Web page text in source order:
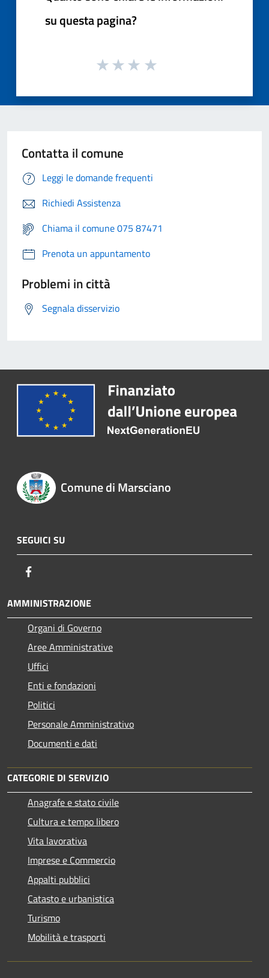
su questa pagina?
Contatta il comune
Leggi le domande frequenti
Richiedi Assistenza
Chiama il comune 075 87471
Prenota un appuntamento
Problemi in città
Segnala disservizio
Comune di Marsciano
SEGUICI SU
AMMINISTRAZIONE
Organi di Governo
Aree Amministrative
Uffici
Enti e fondazioni
Politici
Personale Amministrativo
Documenti e dati
CATEGORIE DI SERVIZIO
Anagrafe e stato civile
Cultura e tempo libero
Vita lavorativa
Imprese e Commercio
Appalti pubblici
Catasto e urbanistica
Turismo
Mobilità e trasporti